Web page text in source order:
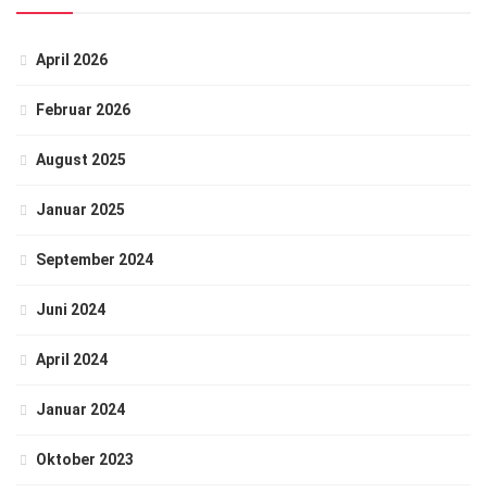
April 2026
Februar 2026
August 2025
Januar 2025
September 2024
Juni 2024
April 2024
Januar 2024
Oktober 2023